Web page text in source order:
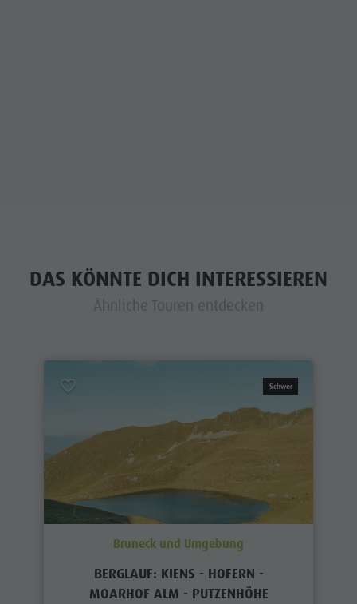
DAS KÖNNTE DICH INTERESSIEREN
Ähnliche Touren entdecken
Schwer
Bruneck und Umgebung
BERGLAUF: KIENS - HOFERN -
MOARHOF ALM - PUTZENHÖHE